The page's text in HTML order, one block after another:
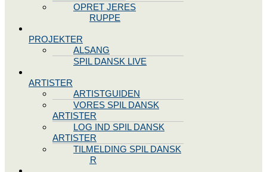
OPRET JERES
STYREGRUPPE
PROJEKTER
ALSANG
SPIL DANSK LIVE
ARTISTER
ARTISTGUIDEN
VORES SPIL DANSK
ARTISTER
LOG IND SPIL DANSK
ARTISTER
TILMELDING SPIL DANSK
ARTISTER